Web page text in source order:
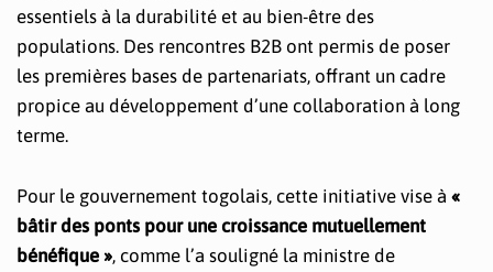
essentiels à la durabilité et au bien-être des
populations. Des rencontres B2B ont permis de poser
les premières bases de partenariats, offrant un cadre
propice au développement d’une collaboration à long
terme.
Pour le gouvernement togolais, cette initiative vise à «
bâtir des ponts pour une croissance mutuellement
bénéfique », comme l’a souligné la ministre de